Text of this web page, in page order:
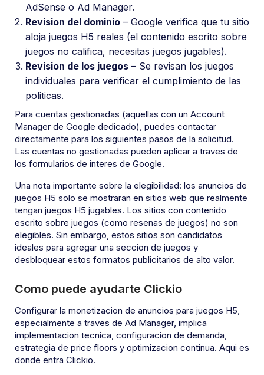
AdSense o Ad Manager.
Revision del dominio – Google verifica que tu sitio
aloja juegos H5 reales (el contenido escrito sobre
juegos no califica, necesitas juegos jugables).
Revision de los juegos – Se revisan los juegos
individuales para verificar el cumplimiento de las
politicas.
Para cuentas gestionadas (aquellas con un Account
Manager de Google dedicado), puedes contactar
directamente para los siguientes pasos de la solicitud.
Las cuentas no gestionadas pueden aplicar a traves de
los formularios de interes de Google.
Una nota importante sobre la elegibilidad: los anuncios de
juegos H5 solo se mostraran en sitios web que realmente
tengan juegos H5 jugables. Los sitios con contenido
escrito sobre juegos (como resenas de juegos) no son
elegibles. Sin embargo, estos sitios son candidatos
ideales para agregar una seccion de juegos y
desbloquear estos formatos publicitarios de alto valor.
Como puede ayudarte Clickio
Configurar la monetizacion de anuncios para juegos H5,
especialmente a traves de Ad Manager, implica
implementacion tecnica, configuracion de demanda,
estrategia de price floors y optimizacion continua. Aqui es
donde entra Clickio.